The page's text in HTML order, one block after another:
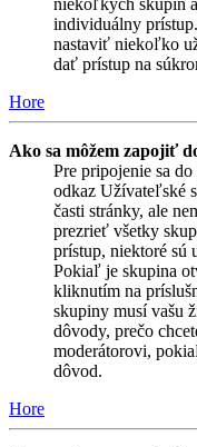
niekoľkých skupín
individuálny
nastaviť niekoľko
dať prístup na
Hore
Ako sa môžem zapojiť
Pre pripojenie sa
odkaz Užívateľské
časti stránky, ale
prezrieť všetky
prístup, niektoré sú
Pokiaľ je skupina
kliknutím na
skupiny musí vašu
dôvody, prečo
moderátorovi,
dôvod.
Hore